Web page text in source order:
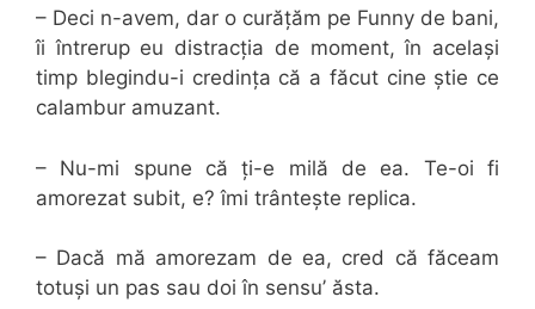
– Deci n-avem, dar o curățăm pe Funny de bani,
îi întrerup eu distracția de moment, în același
timp blegindu-i credința că a făcut cine știe ce
calambur amuzant.
– Nu-mi spune că ți-e milă de ea. Te-oi fi
amorezat subit, e? îmi trântește replica.
– Dacă mă amorezam de ea, cred că făceam
totuși un pas sau doi în sensu’ ăsta.